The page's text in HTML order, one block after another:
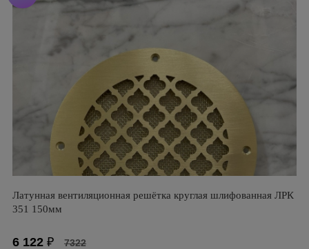
Латунная вентиляционная решётка круглая шлифованная ЛРК
351 150мм
6 122 ₽ 7322